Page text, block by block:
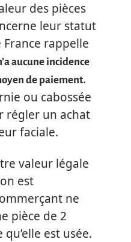
des pièces
leur statut
France rappelle
aucune incidence
de paiement.
ou cabossée
régler un achat
faciale.
valeur légale
est
ne
pièce de 2
est usée.